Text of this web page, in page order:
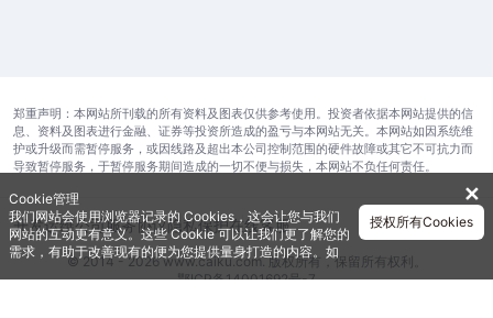
郑重声明：本网站所刊载的所有资料及图表仅供参考使用。投资者依据本网站提供的信
息、资料及图表进行金融、证券等投资所造成的盈亏与本网站无关。本网站如因系统维
护或升级而需暂停服务，或因线路及超出本公司控制范围的硬件故障或其它不可抗力而
导致暂停服务，于暂停服务期间造成的一切不便与损失，本网站不负任何责任。
开发运维公司服务协议隐私保护在线客服
© 2014 - 2026 www.caiku.com. 版权所有，保留所有权利。
鄂ICP备14001692号-7
✕
Cookie管理
我们网站会使用浏览器记录的 Cookies，这会让您与我们
网站的互动更有意义。这些 Cookie 可以让我们更了解您的
需求，有助于改善现有的便为您提供量身打造的内容。如
需获取更多有关我们使用的各种 Cookies 的信息，请查阅
授权所有Cookies